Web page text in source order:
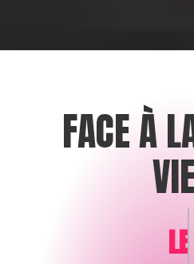
FACE À
LE